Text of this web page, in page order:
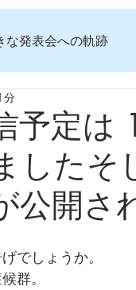
な発表会への軌跡
ておきたいコト
食べんじーの美味
予定
したそ
公開さ
分
でしょうか。
群。